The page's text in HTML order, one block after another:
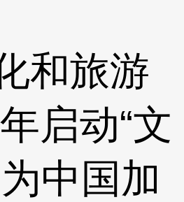
旅游
启动“文
中国加